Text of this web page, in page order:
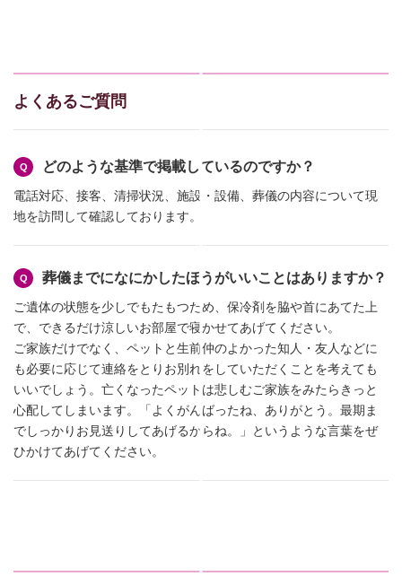
よくあるご質問
どのような基準で掲載しているのですか？
電話対応、接客、清掃状況、施設・設備、葬儀の内容について現
地を訪問して確認しております。
葬儀までになにかしたほうがいいことはありますか？
ご遺体の状態を少しでもたもつため、保冷剤を脇や首にあてた上
で、できるだけ涼しいお部屋で寝かせてあげてください。
ご家族だけでなく、ペットと生前仲のよかった知人・友人などに
も必要に応じて連絡をとりお別れをしていただくことを考えても
いいでしょう。亡くなったペットは悲しむご家族をみたらきっと
心配してしまいます。「よくがんばったね、ありがとう。最期ま
でしっかりお見送りしてあげるからね。」というような言葉をぜ
ひかけてあげてください。